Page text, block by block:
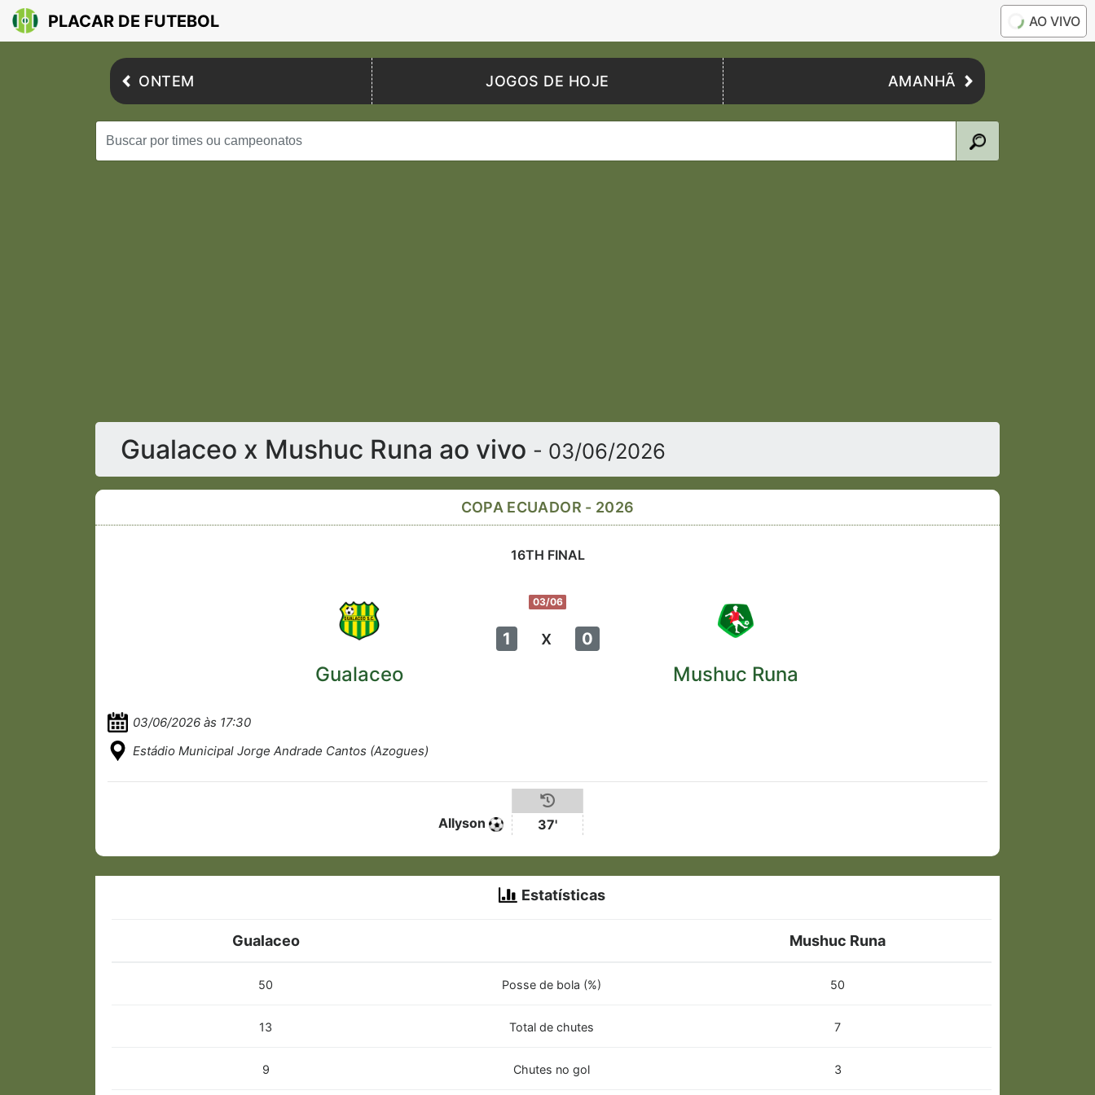
PLACAR DE FUTEBOL AO VIVO
ONTEM JOGOS DE HOJE AMANHÃ
Gualaceo x Mushuc Runa ao vivo - 03/06/2026
COPA ECUADOR - 2026
16TH FINAL
03/06
1 x 0
Gualaceo Mushuc Runa
03/06/2026 às 17:30
Estádio Municipal Jorge Andrade Cantos (Azogues)
Allyson 37'
Estatísticas
Gualaceo Mushuc Runa
50 Posse de bola (%) 50
13 Total de chutes 7
9 Chutes no gol 3